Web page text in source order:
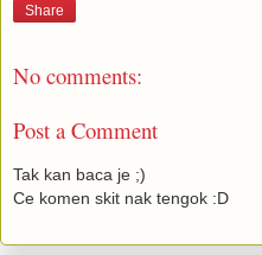
Share
No comments:
Post a Comment
Tak kan baca je ;)
Ce komen skit nak tengok :D